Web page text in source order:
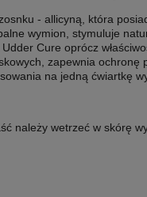
- allicyną, która
wymion, stymuluje
Cure oprócz
zapewnia
na jedną ćwiartkę
należy wetrzeć w skórę